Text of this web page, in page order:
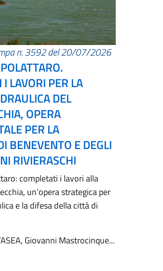
n. 3592 del 20/07/2026
LAVORI PER LA
DEL
OPERA
PER LA
BENEVENTO E DEGLI
RIVIERASCHI
completati i lavori alla
un’opera strategica per
e la difesa della città di
Giovanni Mastrocinque...